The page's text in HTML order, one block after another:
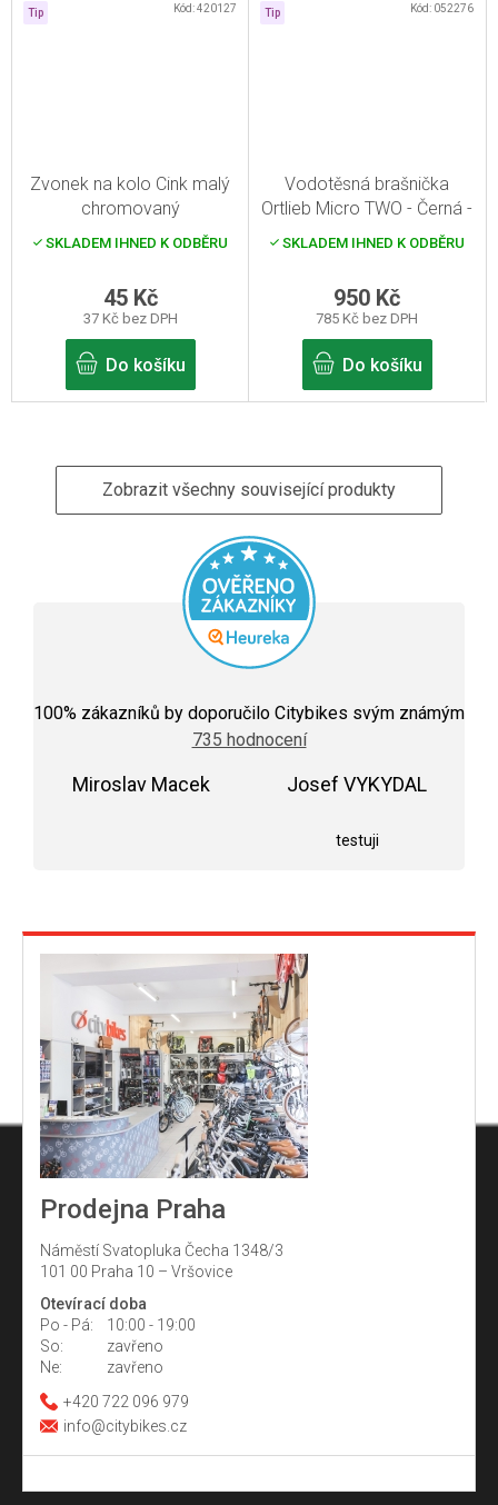
Tip
Zvonek na kolo Cink malý
chromovaný
SKLADEM IHNED K ODBĚRU
37 Kč bez DPH
45 Kč
Do košíku
Kód:420127 Tip
Vodotěsná brašnička
Ortlieb Micro TWO - Černá -
0,8 l
SKLADEM IHNED K ODBĚRU
785 Kč bez DPH
950 Kč
Do košíku
Kód: 052276
Zobrazit všechny související produkty
hodnocení
obchodu
je
100% zákazníků by doporučilo Citybikes svým známým
735 hodnocení
Miroslav Macek Josef VYKYDAL
testuji
Prodejna Praha
Náměstí Svatopluka Čecha 1348/3
101 00 Praha 10 – Vršovice
Otevírací doba
Po - Pá:
10:00 - 19:00
So:
zavřeno
Ne:
zavřeno
+420 722 096 979
info@citybikes.cz